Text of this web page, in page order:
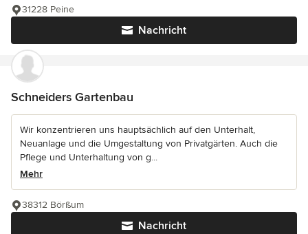
Nachricht
31228 Peine
Schneiders Gartenbau
Wir konzentrieren uns hauptsächlich auf den Unterhalt,
Neuanlage und die Umgestaltung von Privatgärten. Auch die
Pflege und Unterhaltung von g...
Mehr
Nachricht
38312 Börßum